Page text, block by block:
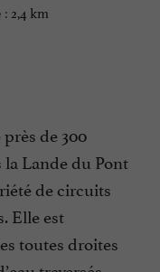
: 2,4 km
de 300
Lande du Pont
de circuits
Elle est
toutes droites